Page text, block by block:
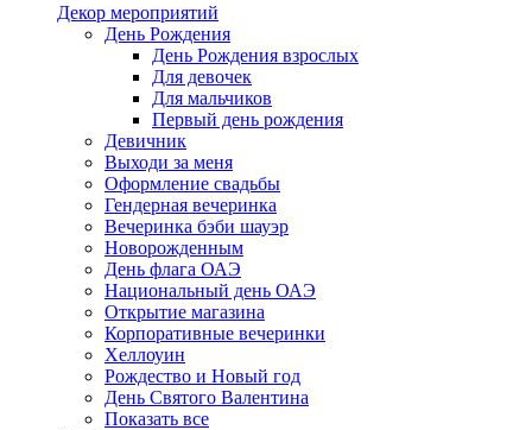
Декор мероприятий
День Рождения
День Рождения взрослых
Для девочек
Для мальчиков
Первый день рождения
Девичник
Выходи за меня
Оформление свадьбы
Гендерная вечеринка
Вечеринка бэби шауэр
Новорожденным
День флага ОАЭ
Национальный день ОАЭ
Открытие магазина
Корпоративные вечеринки
Хеллоуин
Рождество и Новый год
День Святого Валентина
Показать все